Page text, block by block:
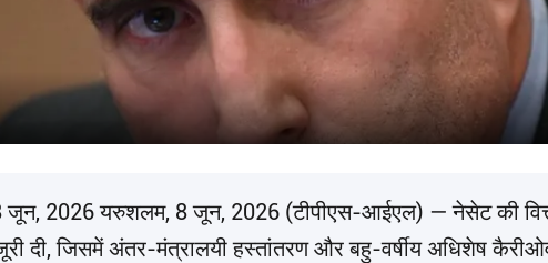
8 जून, 2026 यरुशलम, 8 जून, 2026 (टीपीएस-आईएल) — नेसेट की
दी, जिसमें अंतर-मंत्रालयी हस्तांतरण और बहु-वर्षीय अधिशेष